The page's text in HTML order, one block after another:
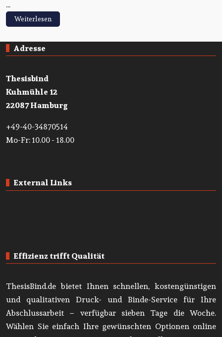
...
Weiterlesen
Adresse
Thesisbind
Kuhmühle 12
22087 Hamburg
+49-40-34870514
Mo-Fr: 10.00 - 18.00
External Links
Effizienz trifft Qualität
ThesisBind.de bietet Ihnen schnellen, kostengünstigen
und qualitativen Druck- und Binde-Service für Ihre
Abschlussarbeit – verfügbar sieben Tage die Woche.
Wählen Sie einfach Ihre gewünschten Optionen online